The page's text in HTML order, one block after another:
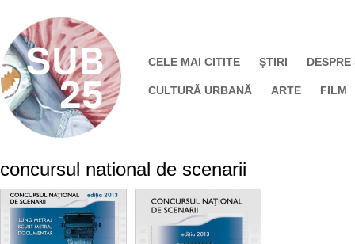
CELE MAI CITITE ŞTIRI DESPRE
CULTURĂ URBANĂ ARTE FILM
concursul national de scenarii